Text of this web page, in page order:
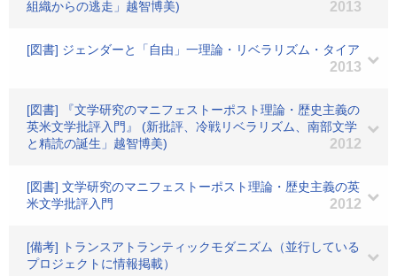
組織からの逃走」越智博美)
2013
[図書] ジェンダーと「自由」一理論・リベラリズム・タイア
2013
[図書] 『文学研究のマニフェストーポスト理論・歴史主義の
英米文学批評入門』 (新批評、冷戦リベラリズム、南部文学
と精読の誕生」越智博美)
2012
[図書] 文学研究のマニフェストーポスト理論・歴史主義の英
米文学批評入門
2012
[備考] トランスアトランティックモダニズム（並行している
プロジェクトに情報掲載）